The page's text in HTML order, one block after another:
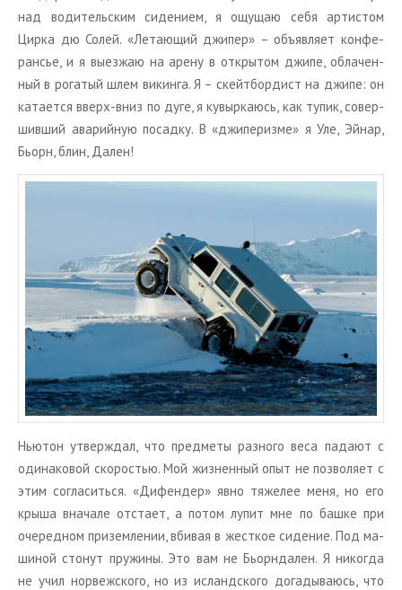
над во­ди­тель­ским си­де­ни­ем, я ощу­щаю себя ар­ти­стом
Цирка дю Солей. «Ле­та­ю­щий джи­пер» – объ­яв­ля­ет кон­фе­
ран­сье, и я вы­ез­жаю на арену в от­кры­том джипе, об­ла­чен­
ный в ро­га­тый шлем ви­кин­га. Я – скейт­бор­дист на джипе: он
ка­та­ет­ся вверх-вниз по дуге, я ку­выр­ка­юсь, как тупик, со­вер­
шив­ший ава­рий­ную по­сад­ку. В «джи­пе­риз­ме» я Уле, Эйнар,
Бьорн, блин, Дален!
Нью­тон утвер­ждал, что пред­ме­ты раз­но­го веса па­да­ют с
оди­на­ко­вой ско­ро­стью. Мой жиз­нен­ный опыт не поз­во­ля­ет с
этим со­гла­сить­ся. «Ди­фен­дер» явно тя­же­лее меня, но его
крыша вна­ча­ле от­ста­ет, а потом лупит мне по башке при
оче­ред­ном при­зем­ле­нии, вби­вая в жест­кое си­де­ние. Под ма­
ши­ной сто­нут пру­жи­ны. Это вам не Бьорн­да­лен. Я ни­ко­гда
не учил нор­веж­ско­го, но из ис­ланд­ско­го до­га­ды­ва­юсь, что